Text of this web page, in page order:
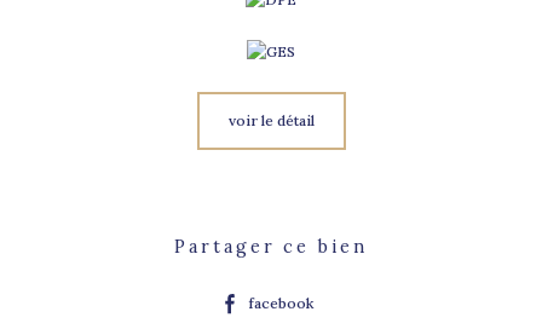
voir le détail
Partager ce bien
facebook